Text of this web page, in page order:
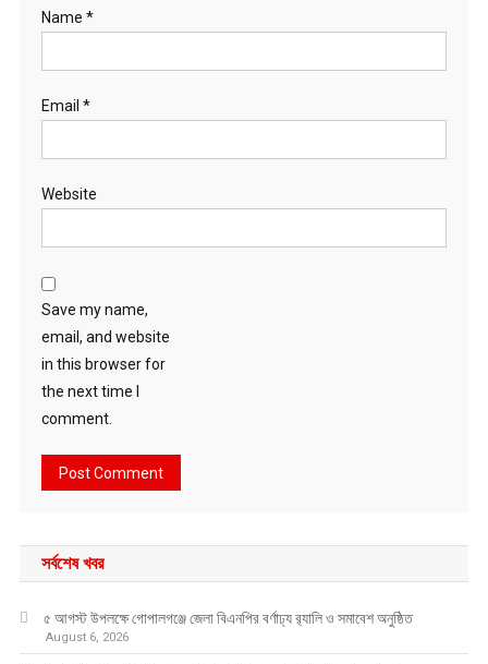
Name *
Email *
Website
Save my name,
email, and website
in this browser for
the next time I
comment.
সর্বশেষ খবর
৫ আগস্ট উপলক্ষে গোপালগঞ্জে জেলা বিএনপির বর্ণাঢ্য র‍্যালি ও সমাবেশ অনুষ্ঠিত
August 6, 2026